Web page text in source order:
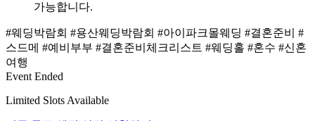
가능합니다.
#웨딩박람회 #용산웨딩박람회 #아이파크몰웨딩 #결혼준비 #
스드메 #예비부부 #결혼준비체크리스트 #웨딩홀 #혼수 #신혼
여행
Event Ended
Limited Slots Available